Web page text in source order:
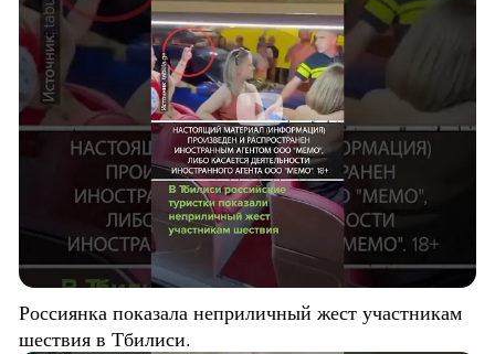
Россиянка показала неприличный жест участникам
шествия в Тбилиси.